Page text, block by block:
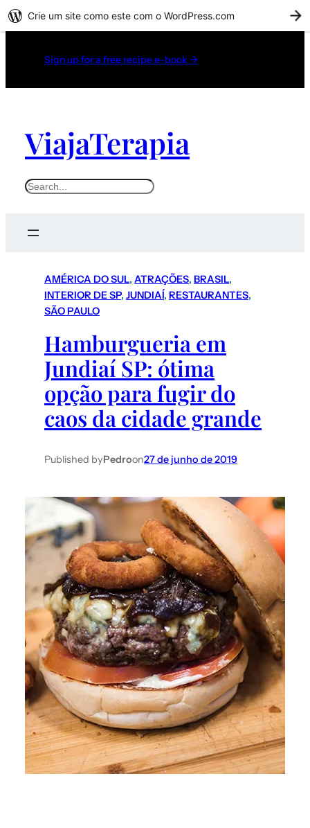
Sign up for a free recipe e-book →
ViajaTerapia
AMÉRICA DO SUL, ATRAÇÕES, BRASIL
INTERIOR DE SP, JUNDIAÍ, RESTAURANTES
SÃO PAULO
Hamburgueria em
Jundiaí SP: ótima
opção para fugir do
caos da cidade grande
Published byPedroon27 de junho de 2019
Crie um site como este com o WordPress.com